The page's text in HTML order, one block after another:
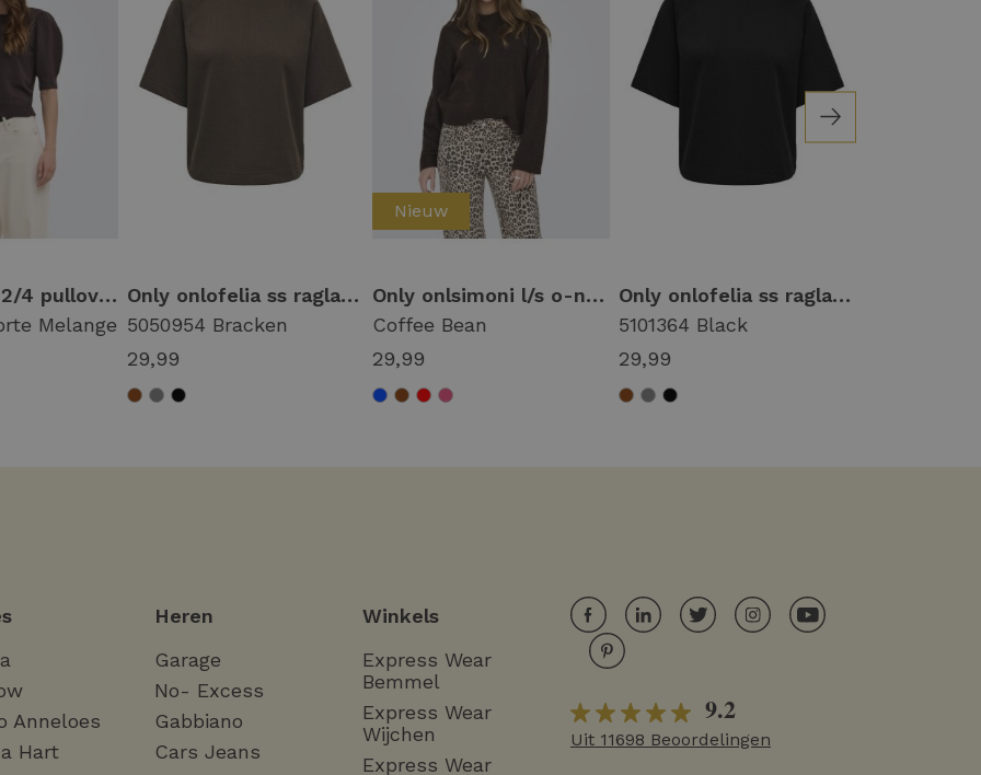
Only onlrica 2/4 pullover knt noos Trui chocolate torte melange
Melange
Only onlofelia ss raglan ub cc swt 15377588 Trui korte mouw 5050954 bracken
5050954 Bracken
29,99
Nieuw
Only onlsimoni l/s o-neck pullover knt noos Trui coffee bean
Coffee Bean
29,99
Only onlofelia ss raglan ub cc swt 15377588 Trui korte mouw 5101364 black
5101364 Black
29,99
Anneloes
Hart
Heren
Garage
No- Excess
Gabbiano
Cars Jeans
Winkels
Express Wear
Bemmel
Express Wear
Wijchen
Express Wear
9.2
Uit 11698 Beoordelingen